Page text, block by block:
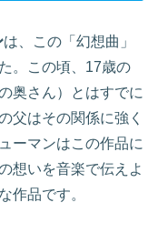
は、この「幻想曲」
。この頃、17歳の
の奥さん）とはすでに
父はその関係に強く
ーマンはこの作品に
想いを音楽で伝えよ
作品です。